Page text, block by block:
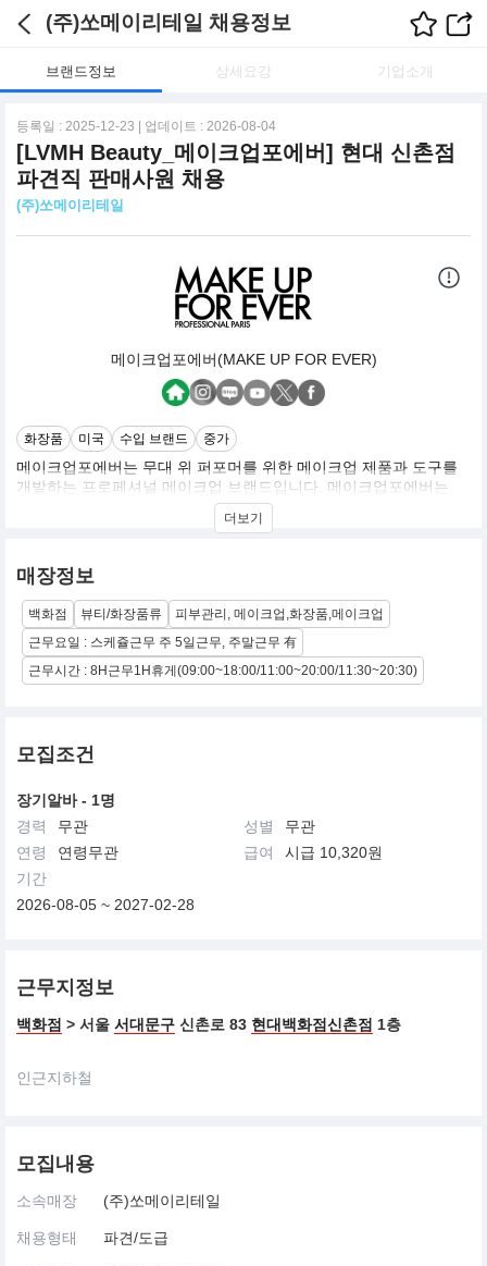
(주)쏘메이리테일 채용정보
브랜드정보 상세요강 기업소개
등록일 : 2025-12-23 | 업데이트 : 2026-08-04
[LVMH Beauty_메이크업포에버] 현대 신촌점
파견직 판매사원 채용
(주)쏘메이리테일
메이크업포에버(MAKE UP FOR EVER)
화장품 미국 수입 브랜드 중가
메이크업포에버는 무대 위 퍼포머를 위한 메이크업 제품과 도구를
개발하는 프로페셔널 메이크업 브랜드입니다. 메이크업포에버는
1984년 설립을 시작으로 전세계 프로 아티스트들과 메이크업을 사
랑하는 모든 이들을 위한 제품을 개발하고 있습니다.
더보기
매장정보
백화점 뷰티/화장품류
피부관리, 메이크업,화장품,메이크업
근무요일 : 스케쥴근무 주 5일근무, 주말근무 有
근무시간 : 8H근무1H휴게(09:00~18:00/11:00~20:00/11:30~20:30)
모집조건
장기알바 - 1명
경력
무관 성별
무관
연령
연령무관 급여
시급 10,320원
기간
2026-08-05 ~ 2027-02-28
근무지정보
백화점 > 서울 서대문구 신촌로 83 현대백화점신촌점 1층
인근지하철
모집내용
소속매장 (주)쏘메이리테일
채용형태 파견/도급